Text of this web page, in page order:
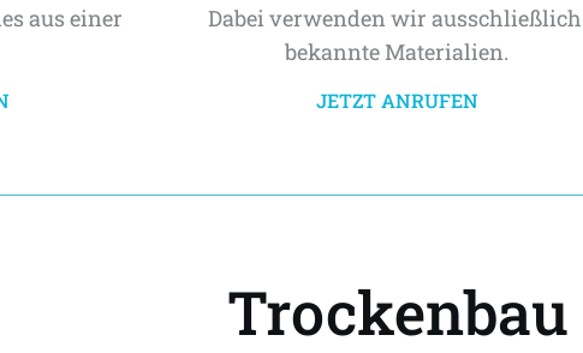
aus einer
Dabei verwenden wir ausschließlich
bekannte Materialien.
JETZT ANRUFEN
Trockenbau